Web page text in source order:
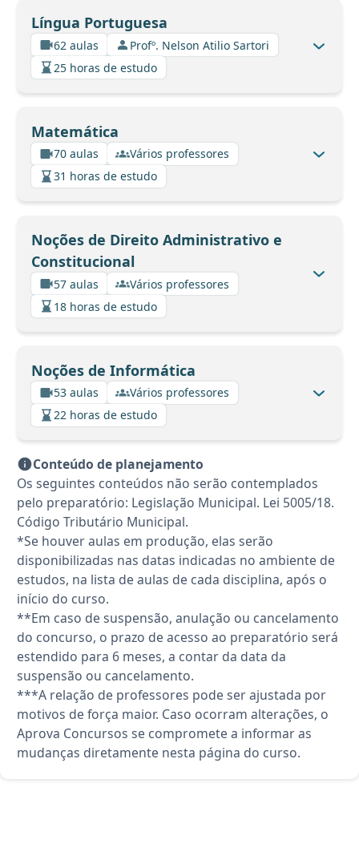
Língua Portuguesa
62 aulas
Profº. Nelson Atilio Sartori
25 horas de estudo
Matemática
70 aulas
Vários professores
31 horas de estudo
Noções de Direito Administrativo e
Constitucional
57 aulas
Vários professores
18 horas de estudo
Noções de Informática
53 aulas
Vários professores
22 horas de estudo
Conteúdo de planejamento
Os seguintes conteúdos não serão contemplados
pelo preparatório: Legislação Municipal. Lei 5005/18.
Código Tributário Municipal.
*Se houver aulas em produção, elas serão
disponibilizadas nas datas indicadas no ambiente de
estudos, na lista de aulas de cada disciplina, após o
início do curso.
**Em caso de suspensão, anulação ou cancelamento
do concurso, o prazo de acesso ao preparatório será
estendido para 6 meses, a contar da data da
suspensão ou cancelamento.
***A relação de professores pode ser ajustada por
motivos de força maior. Caso ocorram alterações, o
Aprova Concursos se compromete a informar as
mudanças diretamente nesta página do curso.